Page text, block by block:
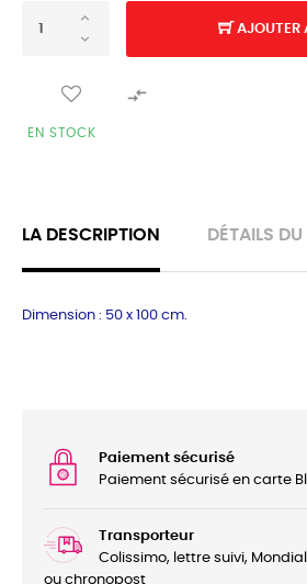
AJOUTER

EN STOCK
LA DESCRIPTION DÉTAILS
Dimension : 50 x 100 cm.
Paiement sécurisé
Paiement sécurisé en carte
Transporteur
Colissimo, lettre suivi,
ou chronopost